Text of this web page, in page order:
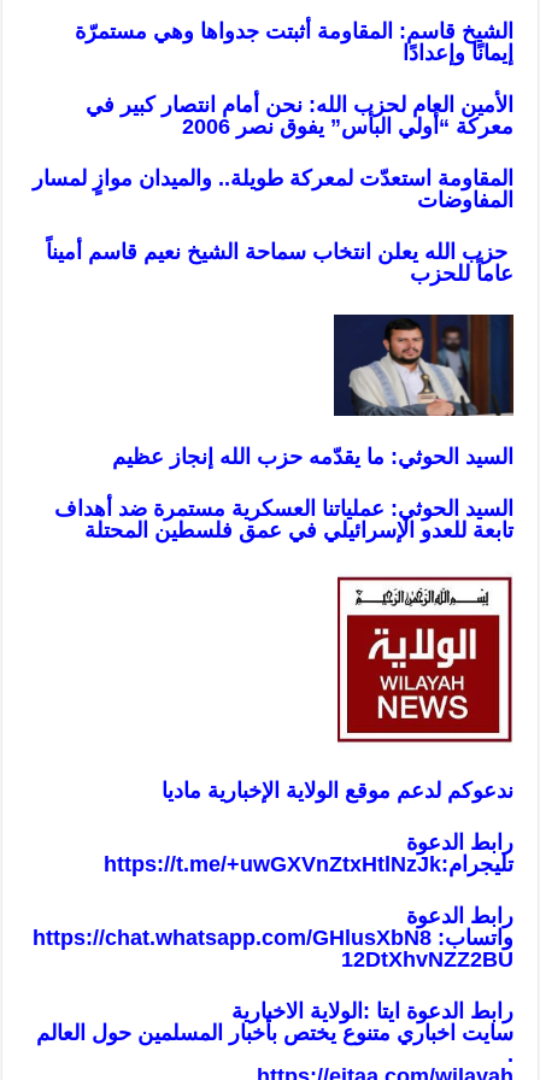
الشيخ قاسم: المقاومة أثبتت جدواها وهي مستمرّة
إيمانًا وإعدادًا
الأمين العام لحزب الله: نحن أمام انتصار كبير في
معركة “أولي البأس” يفوق نصر 2006
المقاومة استعدّت لمعركة طويلة.. والميدان موازٍ لمسار
المفاوضات
حزب الله يعلن انتخاب سماحة الشيخ نعيم قاسم أميناً
عاماً للحزب
السيد الحوثي: ما يقدّمه حزب الله إنجاز عظيم
السيد الحوثي: عملياتنا العسكرية مستمرة ضد أهداف
تابعة للعدو الإسرائيلي في عمق فلسطين المحتلة
ندعوكم لدعم موقع الولاية الإخبارية ماديا
رابط الدعوة
تليجرام:https://t.me/+uwGXVnZtxHtlNzJk
رابط الدعوة
واتساب:https://chat.whatsapp.com/GHlusXbN8
12DtXhvNZZ2BU
رابط الدعوة ايتا :الولاية الاخبارية
سايت اخباري متنوع يختص بأخبار المسلمين حول العالم
.